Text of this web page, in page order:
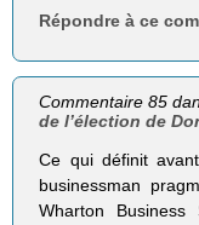
Répondre à ce
Commentaire 85
de l’élection de
Ce qui définit
businessman
Wharton